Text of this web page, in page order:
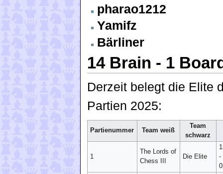
pharao1212
Yamifz
Bärliner
14 Brain - 1
Derzeit belegt die Elite
Partien 2025:
Partienummer Team weiß
Team
schwarz
1
The Lords of
Chess III
Die Elite
-